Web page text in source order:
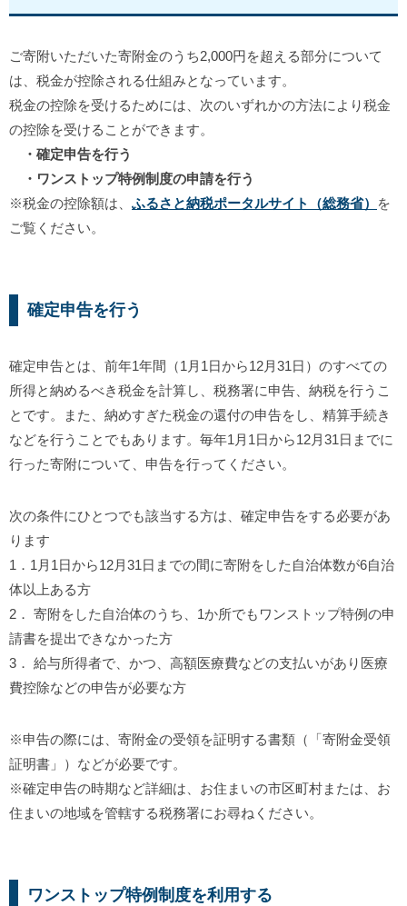
ご寄附いただいた寄附金のうち2,000円を超える部分について
は、税金が控除される仕組みとなっています。
税金の控除を受けるためには、次のいずれかの方法により税金
の控除を受けることができます。
・確定申告を行う
・ ワンストップ特例制度の申請を行う
※税金の控除額は、 ふるさと納税ポータルサイト（総務省）
を
ご覧ください。
確定申告を行う
確定申告とは、前年1年間（1月1日から12月31日）のすべての
所得と納めるべき税金を計算し、税務署に申告、納税を行うこ
とです。また、納めすぎた税金の還付の申告をし、精算手続き
などを行うことでもあります。 毎年1月1日から12月31日までに
行った寄附について、申告を行ってください。
次の条件にひとつでも該当する方は、確定申告をする必要があ
ります
1．1月1日から12月31日までの間に寄附をした自治体数が6自治
体以上ある方
2． 寄附をした自治体のうち、1か所でもワンストップ特例の申
請書を提出できなかった方
3． 給与所得者で、かつ、高額医療費などの支払いがあり医療
費控除などの申告が必要な方
※申告の際には、寄附金の受領を証明する書類（「寄附金受領
証明書」）などが必要です。
※確定申告の時期など詳細は、お住まいの市区町村または、お
住まいの地域を管轄する税務署にお尋ねください。
ワンストップ特例制度を利用する